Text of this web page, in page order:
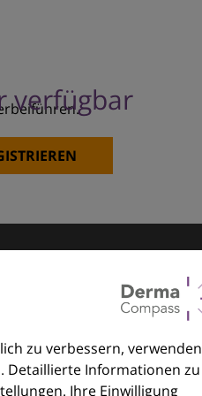
verfügbar
zu verbessern, verwenden
Detaillierte Informationen zu
Ihre Einwilligung